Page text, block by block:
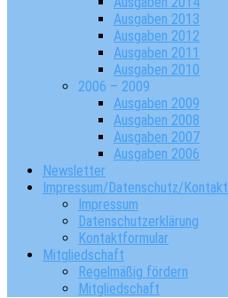
Ausgaben 2013
Ausgaben 2012
Ausgaben 2011
Ausgaben 2010
2006 – 2009
Ausgaben 2009
Ausgaben 2008
Ausgaben 2007
Ausgaben 2006
Newsletter
Impressum/Datenschutz/Kontakt
Impressum
Datenschutzerklärung
Kontaktformular
Mitgliedschaft
Regelmäßig fördern
Mitgliedschaft